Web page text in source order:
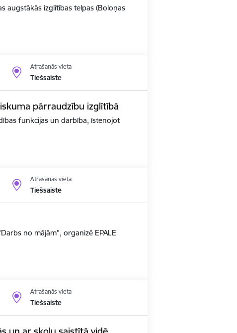
augstākās izglītības telpas (Boloņas
Atrašanās vieta
Tiešsaiste
pārraudzību izglītībā
funkcijas un darbība, īstenojot
Atrašanās vieta
Tiešsaiste
no mājām”, organizē EPALE
Atrašanās vieta
Tiešsaiste